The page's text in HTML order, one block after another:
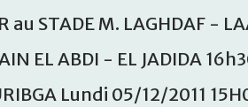
au STADE M. LAGHDAF -
EL ABDI - EL JADIDA
Lundi 05/12/2011